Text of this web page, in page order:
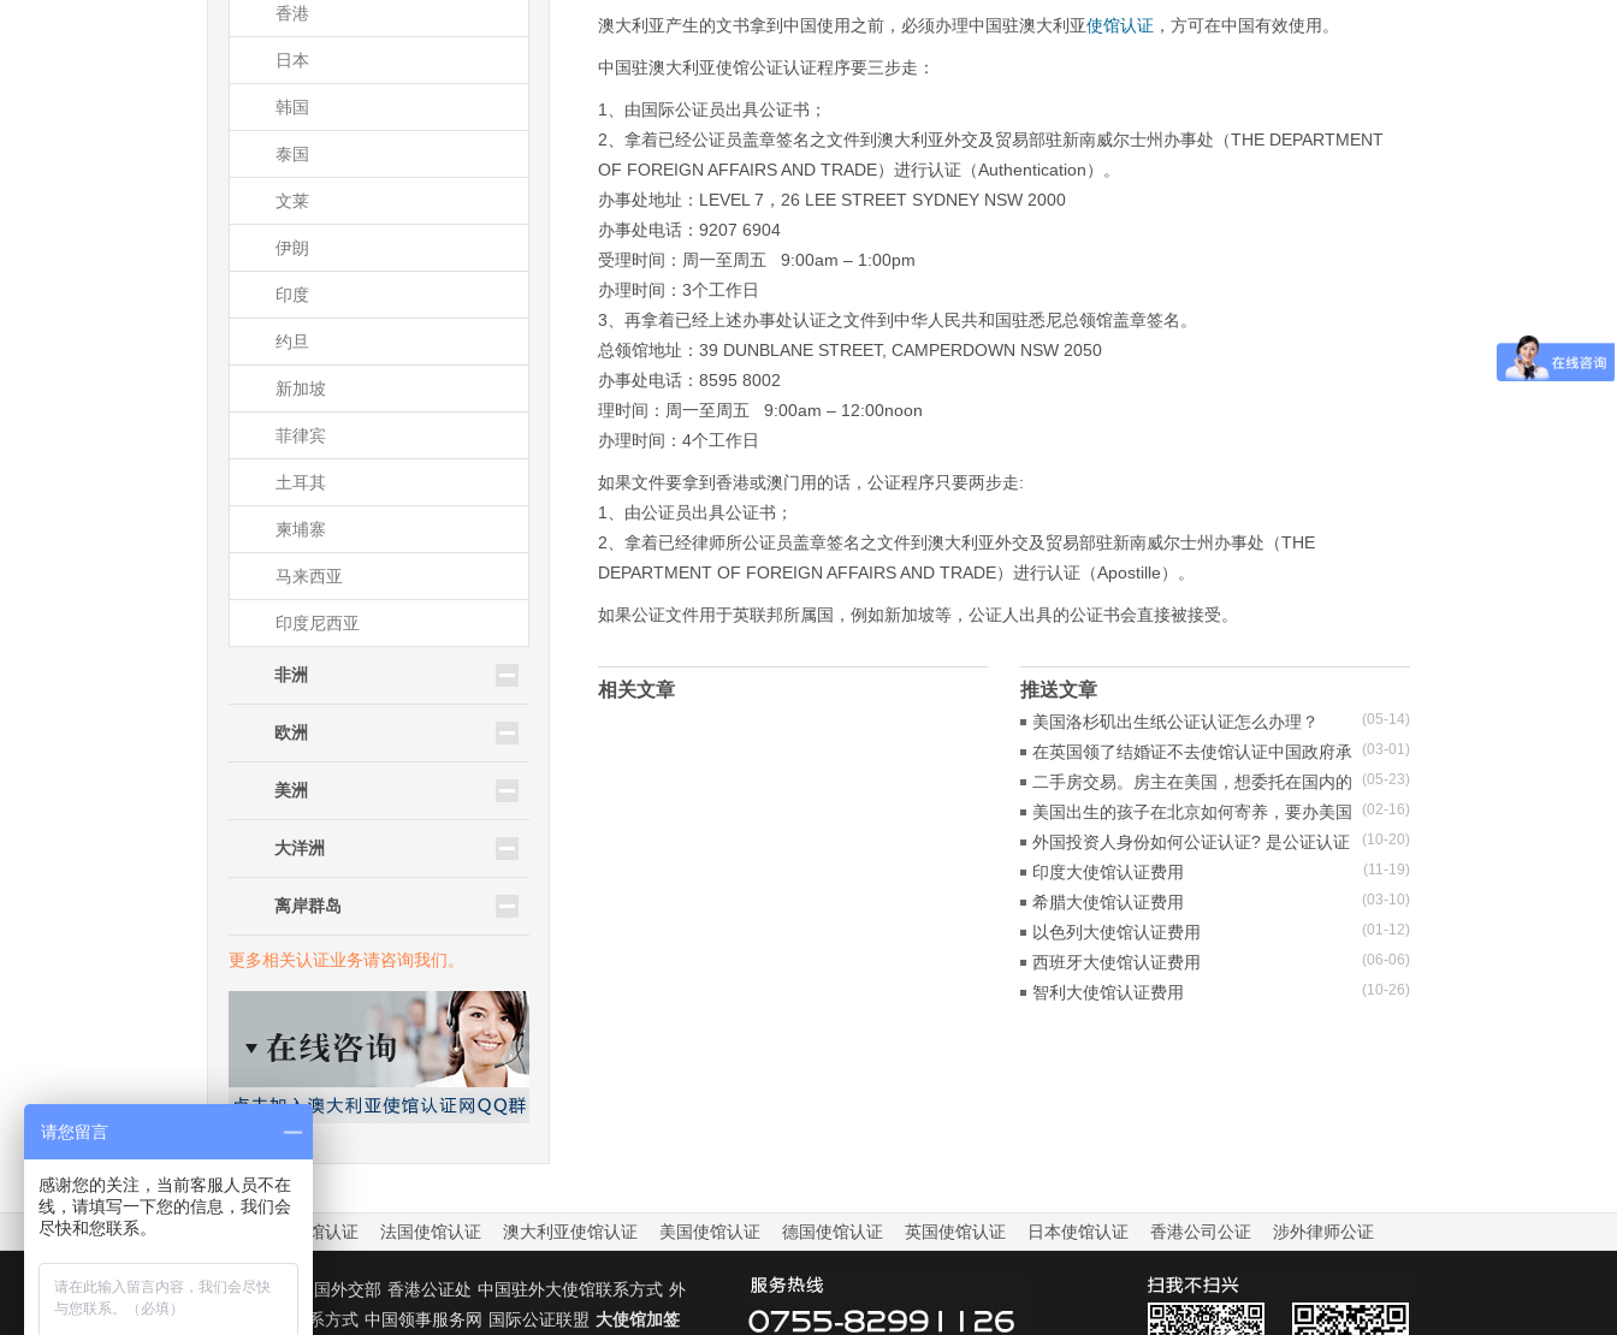
香港
日本
韩国
泰国
文莱
伊朗
印度
约旦
新加坡
菲律宾
土耳其
柬埔寨
马来西亚
印度尼西亚
非洲
欧洲
美洲
大洋洲
离岸群岛
更多相关认证业务请咨询我们。
澳大利亚产生的文书拿到中国使用之前，必须办理中国驻澳大利亚使馆认证 ，方可在中国有效使用。
中国驻澳大利亚使馆公证认证程序要三步走：
1、由国际公证员出具公证书；
2、拿着已经公证员盖章签名之文件到澳大利亚外交及贸易部驻新南威尔士州办事处（THE DEPARTMENT
OF FOREIGN AFFAIRS AND TRADE）进行认证（Authentication）。
办事处地址：LEVEL 7，26 LEE STREET SYDNEY NSW 2000
办事处电话：9207 6904
受理时间：周一至周五 9:00am – 1:00pm
办理时间：3个工作日
3、再拿着已经上述办事处认证之文件到中华人民共和国驻悉尼总领馆盖章签名。
总领馆地址：39 DUNBLANE STREET, CAMPERDOWN NSW 2050
办事处电话：8595 8002
理时间：周一至周五 9:00am – 12:00noon
办理时间：4个工作日
如果文件要拿到香港或澳门用的话，公证程序只要两步走:
1、由公证员出具公证书；
2、拿着已经律师所公证员盖章签名之文件到澳大利亚外交及贸易部驻新南威尔士州办事处（THE
DEPARTMENT OF FOREIGN AFFAIRS AND TRADE）进行认证（Apostille）。
如果公证文件用于英联邦所属国，例如新加坡等，公证人出具的公证书会直接被接受。
相关文章 推送文章
(05-14)
美国洛杉矶出生纸公证认证怎么办理？
(03-01)
在英国领了结婚证不去使馆认证中国政府承
认吗
(05-23)
二手房交易。房主在美国，想委托在国内的
朋友，卖房。应该怎样写委托书
(02-16)
美国出生的孩子在北京如何寄养，要办美国
出生纸认证吗
(10-20)
外国投资人身份如何公证认证? 是公证认证
护照还是身份证？
(11-19)
印度大使馆认证费用
(03-10)
希腊大使馆认证费用
(01-12)
以色列大使馆认证费用
(06-06)
西班牙大使馆认证费用
(10-26)
智利大使馆认证费用
中国驻外大使馆认证 法国使馆认证 澳大利亚使馆认证 美国使馆认证 德国使馆认证 英国使馆认证 日本使馆认证 香港公司公证 涉外律师公证
友情链接： 中国外交部 香港公证处 中国驻外大使馆联系方式 外
国驻华使馆联系方式 中国领事服务网 国际公证联盟 大使馆加签
请您留言
感谢您的关注，当前客服人员不在
线，请填写一下您的信息，我们会
尽快和您联系。